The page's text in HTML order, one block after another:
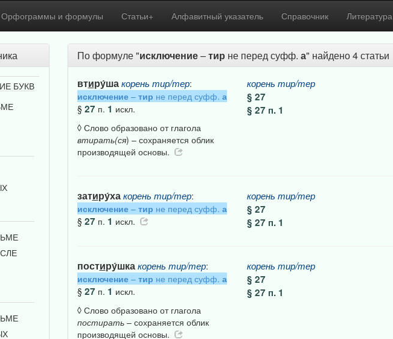
Орфограммы и формулы Статьи+ Алфавитный указатель Справочник Литература
БУКВ
По формуле "исключение–тир не перед суфф. а" найдено 4 статьи
втиру́ша корень тир/тер:
исключение– тир не перед суфф. а
§ 27п. 1 искл.
◊ Слово образовано от глагола
втирать(ся) – сохраняется облик
производящей основы.
корень тир/тер
§ 27
§ 27 п. 1
затиру́ха корень тир/тер:
исключение– тир не перед суфф. а
§ 27п. 1 искл.
корень тир/тер
§ 27
§ 27 п. 1
постиру́шка корень тир/тер:
исключение– тир не перед суфф. а
§ 27п. 1 искл.
◊ Слово образовано от глагола
постирать– сохраняется облик
производящей основы.
корень тир/тер
§ 27
§ 27 п. 1